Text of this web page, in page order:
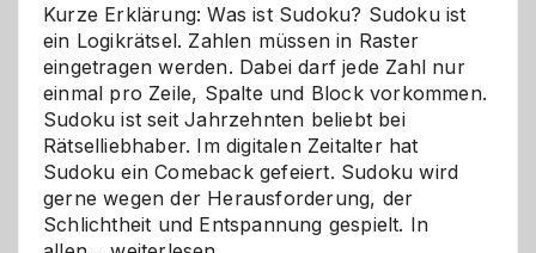
Kurze Erklärung: Was ist Sudoku? Sudoku ist
ein Logikrätsel. Zahlen müssen in Raster
eingetragen werden. Dabei darf jede Zahl nur
einmal pro Zeile, Spalte und Block vorkommen.
Sudoku ist seit Jahrzehnten beliebt bei
Rätselliebhaber. Im digitalen Zeitalter hat
Sudoku ein Comeback gefeiert. Sudoku wird
gerne wegen der Herausforderung, der
Schlichtheit und Entspannung gespielt. In